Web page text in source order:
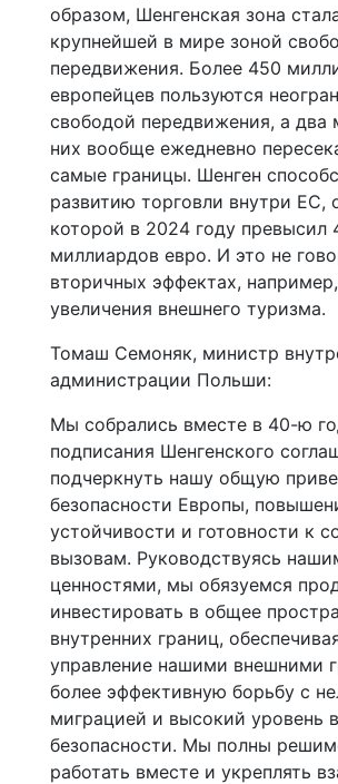
образом, Шенгенская зона
крупнейшей в мире зоной
передвижения. Более 450
европейцев пользуются
свободой передвижения, а два
них вообще ежедневно
самые границы. Шенген
развитию торговли внутри ЕС,
которой в 2024 году превысил
миллиардов евро. И это не
вторичных эффектах,
увеличения внешнего туризма.
Томаш Семоняк, министр
администрации Польши:
Мы собрались вместе в 40-ю
подписания Шенгенского
подчеркнуть нашу общую
безопасности Европы,
устойчивости и готовности к
вызовам. Руководствуясь
ценностями, мы обязуемся
инвестировать в общее
внутренних границ,
управление нашими внешними
более эффективную борьбу с
миграцией и высокий уровень
безопасности. Мы полны
работать вместе и укреплять